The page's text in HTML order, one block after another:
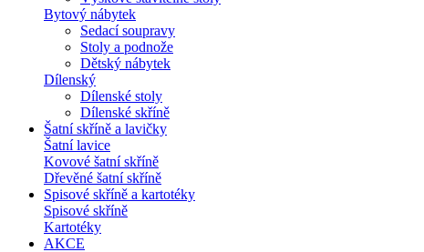
Bytový nábytek
Sedací soupravy
Stoly a podnože
Dětský nábytek
Dílenský
Dílenské stoly
Dílenské skříně
Šatní skříně a lavičky
Šatní lavice
Kovové šatní skříně
Dřevěné šatní skříně
Spisové skříně a kartotéky
Spisové skříně
Kartotéky
AKCE